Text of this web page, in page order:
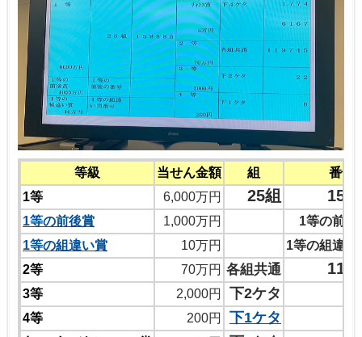
等級 当せん金額 組
番号
1等
6,000万円 25組
1等の前後賞 1,000万円
1等の前後
1等の組違い賞
10万円
1等の組違い
2等
70万円 各組共通
3等 2,000円 下2ケタ
4等 200円 下1ケタ